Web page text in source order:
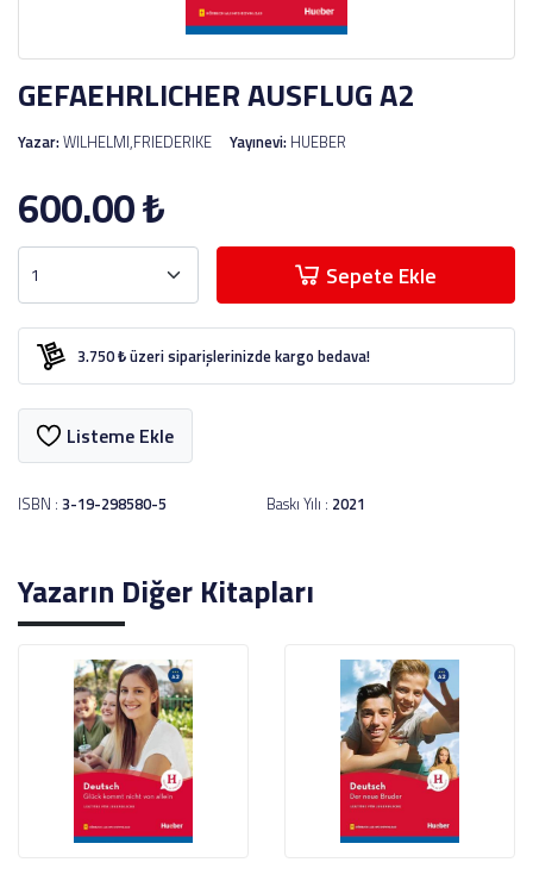
GEFAEHRLICHER AUSFLUG A2
Yazar:WILHELMI,FRIEDERIKE Yayınevi: HUEBER
600.00₺
Sepete Ekle
3.750 ₺ üzeri siparişlerinizde kargo bedava!
Listeme Ekle
ISBN : 3-19-298580-5 Baskı Yılı : 2021
Yazarın Diğer Kitapları